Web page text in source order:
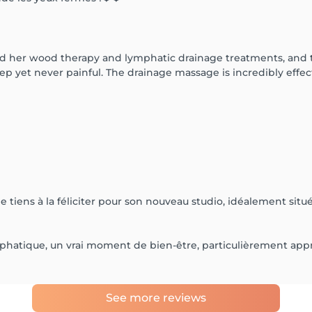
her wood therapy and lymphatic drainage treatments,
yet never painful. The drainage massage is incredibly
tiens à la féliciter pour son nouveau studio, idéalement
un vrai moment de bien-être, particulièrement
See more reviews